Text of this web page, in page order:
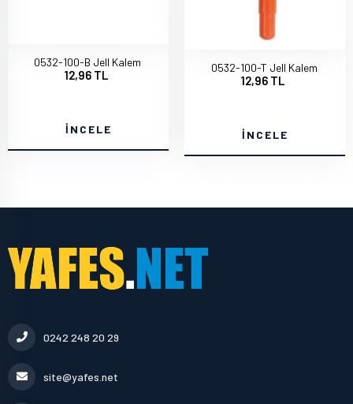
0532-100-B Jell Kalem
12,96 TL
İNCELE
0532-100-T Jell Kalem
12,96 TL
İNCELE
0242 248 20 29
site@yafes.net